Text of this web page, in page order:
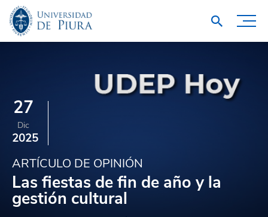
27
Dic
2025
ARTÍCULO DE OPINIÓN
Las fiestas de fin de año y la
gestión cultural